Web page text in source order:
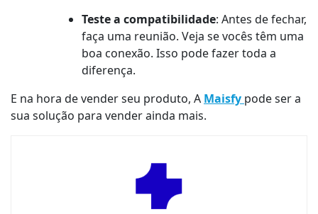
Teste a compatibilidade: Antes de fechar,
faça uma reunião. Veja se vocês têm uma
boa conexão. Isso pode fazer toda a
diferença.
E na hora de vender seu produto, A Maisfy pode ser a
sua solução para vender ainda mais.